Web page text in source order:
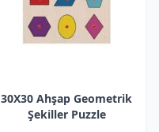
30X30 Ahşap Geometrik
Şekiller Puzzle